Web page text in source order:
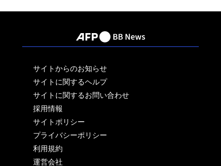
サイトからのお知らせ
サイトに関するヘルプ
サイトに関するお問い合わせ
採用情報
サイトポリシー
プライバシーポリシー
利用規約
運営会社